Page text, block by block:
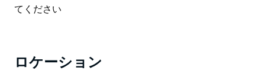
ぎながら、クジラやイルカの姿を眺めましょう。家族連
ーリートンの町の中心部までは車で約7分、ポートマッ
List
てください
ロケーション